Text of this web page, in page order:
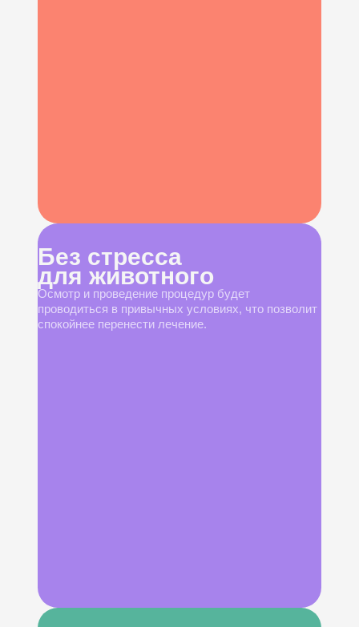
Без стресса
для животного
Осмотр и проведение процедур будет
проводиться в привычных условиях, что позволит
спокойнее перенести лечение.